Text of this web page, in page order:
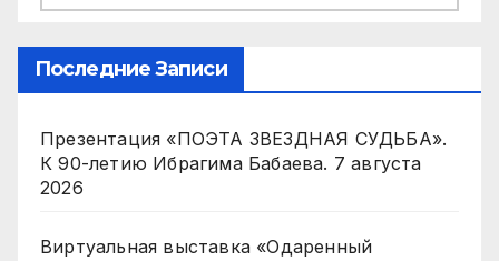
Последние Записи
Презентация «ПОЭТА ЗВЕЗДНАЯ СУДЬБА».
К 90-летию Ибрагима Бабаева. 7 августа
2026
Виртуальная выставка «Одаренный